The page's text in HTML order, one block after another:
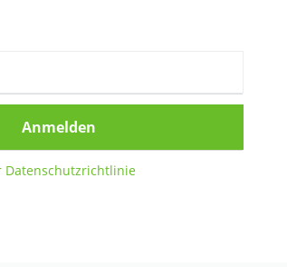
Anmelden
Datenschutzrichtlinie